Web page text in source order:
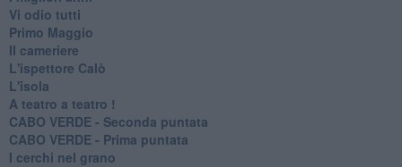
Vi odio tutti
Primo Maggio
Il cameriere
L'ispettore Calò
L'isola
A teatro a teatro !
CABO VERDE - Seconda puntata
CABO VERDE - Prima puntata
I cerchi nel grano